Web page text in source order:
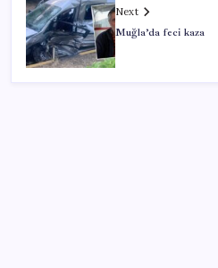
Next
Muğla’da feci kaza